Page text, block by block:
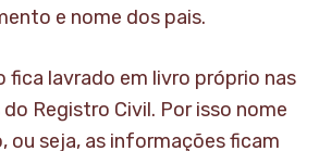
e nome dos pais.
fica lavrado em livro próprio nas
Registro Civil. Por isso nome
ou seja, as informações ficam